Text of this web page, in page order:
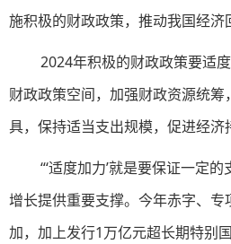
施积极的财政政策，推动我国经济
2024年积极的财政政策要适
财政政策空间，加强财政资源统
具，保持适当支出规模，促进经济
“‘适度加力’就是要保证一定
增长提供重要支撑。今年赤字、
加，加上发行1万亿元超长期特别